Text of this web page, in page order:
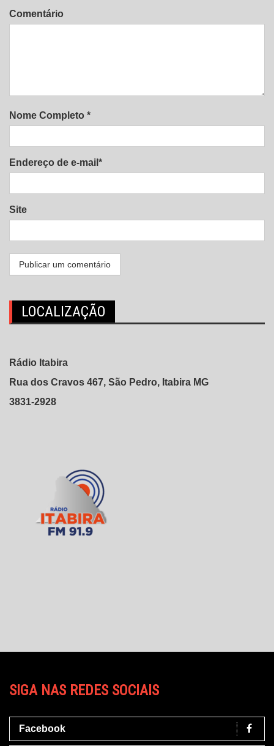
Comentário
Nome Completo *
Endereço de e-mail*
Site
LOCALIZAÇÃO
Rádio Itabira
Rua dos Cravos 467, São Pedro, Itabira MG
3831-2928
SIGA NAS REDES SOCIAIS
Facebook